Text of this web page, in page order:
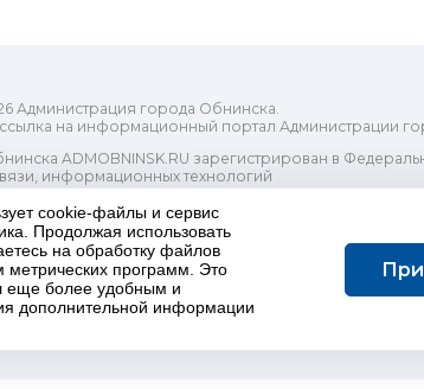
Администрация города Обнинска.
на информационный портал Администрации
ADMOBNINSK.RU зарегистрирован в
информационных технологий
о регистрации Эл № ФС77-73321
орган) городского округа "Город Обнинск".
почты Редакции: redactor@admobninsk.ru
Редакции: +7 (484) 395-85-85
ресурс содержит материалы 18+
обработки персональных данных
cookie-файлы и сервис
Продолжая использовать
на обработку файлов
метрических программ. Это
еще более удобным и
дополнительной информации